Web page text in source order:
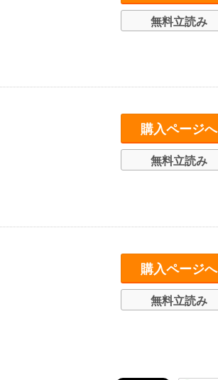
無料立読み
購入ページへ
無料立読み
購入ページへ
無料立読み